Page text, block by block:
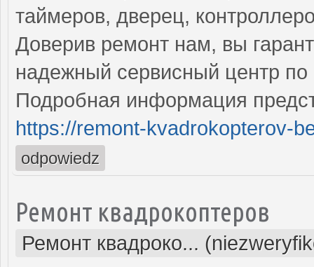
таймеров, дверец,
Доверив ремонт нам, вы
надежный сервисный центр
Подробная информация
https://remont-kvadrokopterov-
odpowiedz
Ремонт квадрокоптеров
Ремонт квадроко...